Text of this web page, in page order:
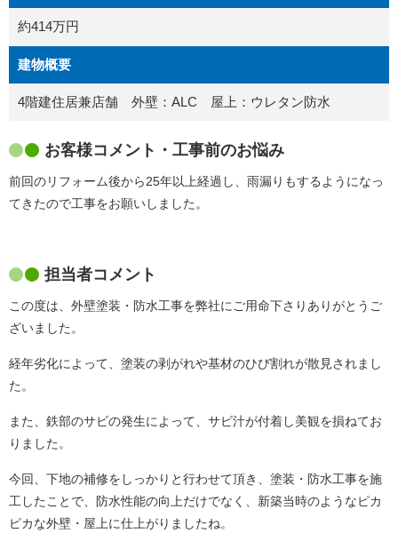
約414万円
建物概要
4階建住居兼店舗 外壁：ALC 屋上：ウレタン防水
お客様コメント・工事前のお悩み
前回のリフォーム後から25年以上経過し、雨漏りもするようになっ
てきたので工事をお願いしました。
担当者コメント
この度は、外壁塗装・防水工事を弊社にご用命下さりありがとうご
ざいました。
経年劣化によって、塗装の剥がれや基材のひび割れが散見されまし
た。
また、鉄部のサビの発生によって、サビ汁が付着し美観を損ねてお
りました。
今回、下地の補修をしっかりと行わせて頂き、塗装・防水工事を施
工したことで、防水性能の向上だけでなく、新築当時のようなピカ
ピカな外壁・屋上に仕上がりましたね。